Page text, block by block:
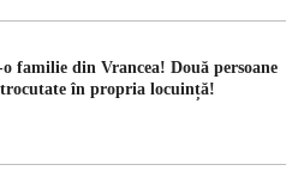
familie din Vrancea! Două persoane
în propria locuință!